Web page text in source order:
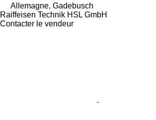
Allemagne, Gadebusch
Raiffeisen Technik HSL GmbH
Contacter le vendeur